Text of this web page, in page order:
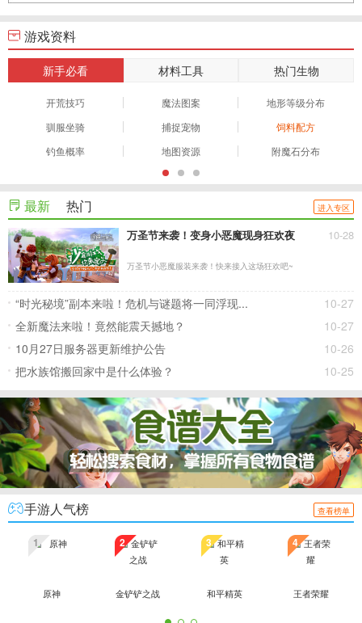
游戏资料
新手必看 材料工具 热门生物
开荒技巧 魔法图案
地形等级分布
驯服坐骑
捕捉宠物
饲料配方
钓鱼概率
地图资源 附魔石分布
最新 热门 进入专区
万圣节来袭！变身小恶魔现身狂欢夜 10-28
万圣节小恶魔服装来袭！快来接入这场狂欢吧~
10-27
“时光秘境”副本来啦！危机与谜题将一同浮现...
10-27
全新魔法来啦！竟然能震天撼地？
10-26
10月27日服务器更新维护公告
10-25
把水族馆搬回家中是什么体验？
手游人气榜 查看榜单
原神
1
金铲铲之战
2
和平精英
3
王者荣耀
4